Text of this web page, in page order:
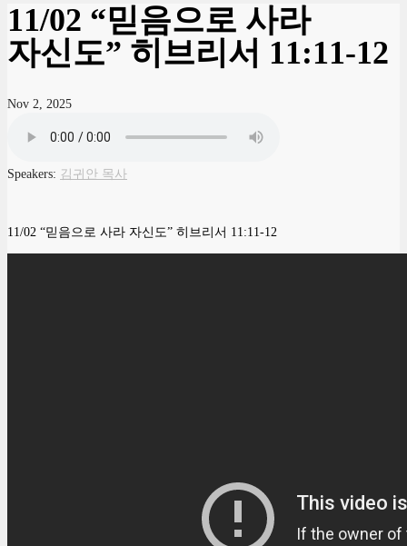
11/02 “믿음으로 사라
자신도” 히브리서 11:11-12
Nov 2, 2025
Speakers: 김귀안 목사
11/02 “믿음으로 사라 자신도” 히브리서 11:11-12